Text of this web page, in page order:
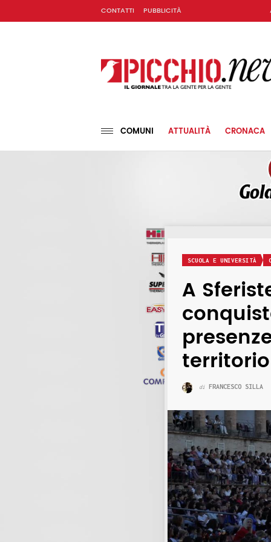
CONTATTI PUBBLICITÀ
COMUNI ATTUALITÀ CRONACA
SCUOLA E UNIVERSITÀ
A
di FRANCESCO SILLA